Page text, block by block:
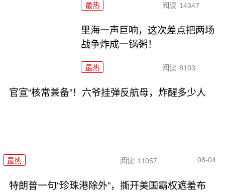
最热 阅读 14347
里海一声巨响，这次差点把两场
战争炸成一锅粥！
最热 阅读 8103
官宣“核常兼备”！六爷挂弹反航母，炸醒多少人
最热 阅读 11057 08-04
特朗普一句“珍珠港除外”，撕开美国霸权遮羞布